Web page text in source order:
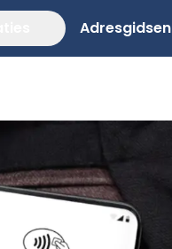
Adresgidsen